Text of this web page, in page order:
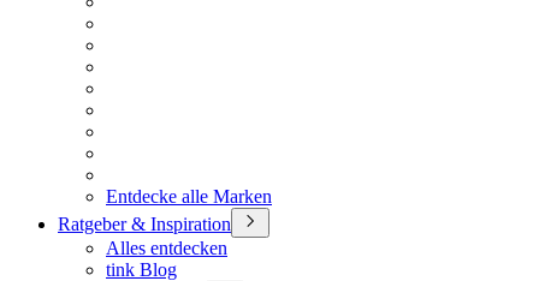
Entdecke alle Marken
Ratgeber & Inspiration
Alles entdecken
tink Blog